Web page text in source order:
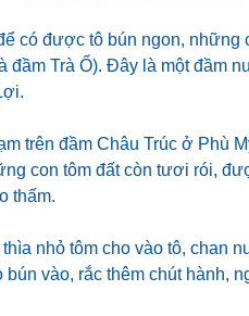
có được tô bún ngon,
đầm Trà Ổ). Đây là một đầm
trên đầm Châu Trúc ở Phù
con tôm đất còn tươi rói,
thấm.
thìa nhỏ tôm cho vào tô, chan
bún vào, rắc thêm chút hành,